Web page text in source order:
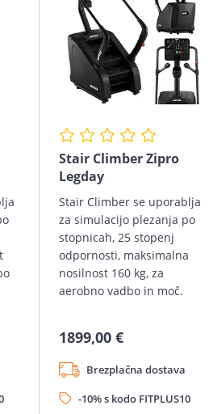
Stair Climber Zipro
Legday
Stair Climber se uporablja
za simulacijo plezanja po
stopnicah, 25 stopenj
odpornosti, maksimalna
nosilnost 160 kg, za
aerobno vadbo in moč.
1899,00 €
Brezplačna dostava
-10% s kodo FITPLUS10